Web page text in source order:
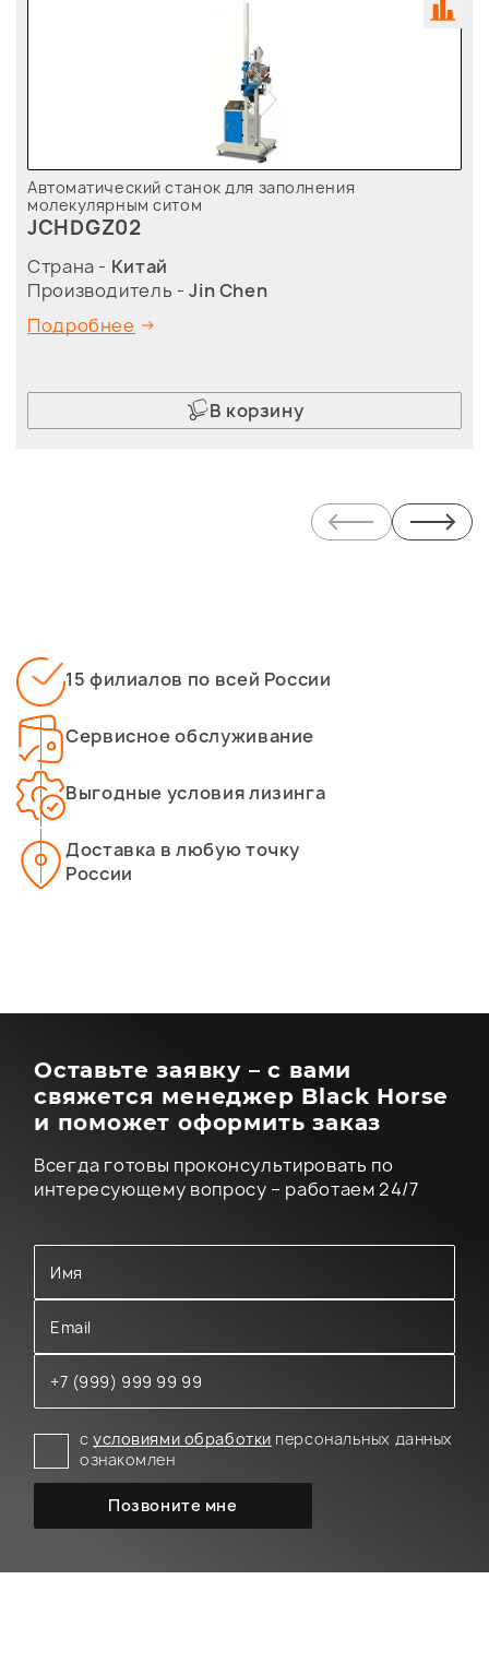
Автоматический станок для заполнения
молекулярным ситом
JCHDGZ02
Страна - Китай
Производитель -Jin Chen
Подробнее
В корзину
15 филиалов по всей России
Сервисное обслуживание
Выгодные условия лизинга
Доставка в любую точку
России
Оставьте заявку – с вами
свяжется менеджер Black Horse
и поможет оформить заказ
Всегда готовы проконсультировать по
интересующему вопросу – работаем 24/7
сусловиями обработки персональных данных
ознакомлен